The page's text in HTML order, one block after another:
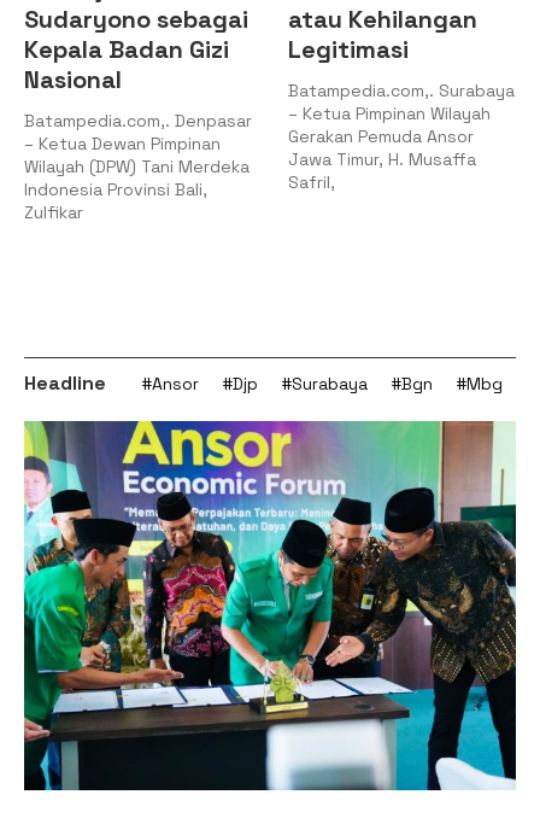
Sudaryono sebagai
Kepala Badan Gizi
Nasional
Batampedia.com,. Denpasar
– Ketua Dewan Pimpinan
Wilayah (DPW) Tani Merdeka
Indonesia Provinsi Bali,
Zulfikar
atau Kehilangan
Legitimasi
Batampedia.com,. Surabaya
– Ketua Pimpinan Wilayah
Gerakan Pemuda Ansor
Jawa Timur, H. Musaffa
Safril,
Headline #Ansor #Djp #Surabaya #Bgn #Mbg